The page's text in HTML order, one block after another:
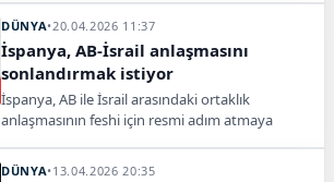
bulunduğu iddiası yalanlandı. CHP ve Özgür
Özel, iddiaların tamamen asılsız olduğunu
belirterek sert açıklamalarda bulundu.
DÜNYA•20.04.2026 11:37
İspanya, AB-İsrail anlaşmasını
sonlandırmak istiyor
İspanya, AB ile İsrail arasındaki ortaklık
anlaşmasının feshi için resmi adım atmaya
toplantıda gündeme gelecek.
DÜNYA•13.04.2026 20:35